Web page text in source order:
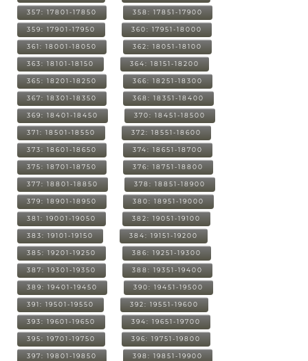
357: 17801-17850 358: 17851-17900
359: 17901-17950 360: 17951-18000
361: 18001-18050 362: 18051-18100
363: 18101-18150 364: 18151-18200
365: 18201-18250 366: 18251-18300
367: 18301-18350 368: 18351-18400
369: 18401-18450 370: 18451-18500
371: 18501-18550 372: 18551-18600
373: 18601-18650 374: 18651-18700
375: 18701-18750 376: 18751-18800
377: 18801-18850 378: 18851-18900
379: 18901-18950 380: 18951-19000
381: 19001-19050 382: 19051-19100
383: 19101-19150 384: 19151-19200
385: 19201-19250 386: 19251-19300
387: 19301-19350 388: 19351-19400
389: 19401-19450 390: 19451-19500
391: 19501-19550 392: 19551-19600
393: 19601-19650 394: 19651-19700
395: 19701-19750 396: 19751-19800
397: 19801-19850 398: 19851-19900